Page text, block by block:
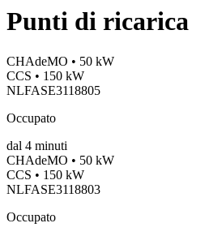
Punti di ricarica
CHAdeMO • 50 kW
CCS • 150 kW
NLFASE3118805
Occupato
dal 4 minuti
CHAdeMO • 50 kW
CCS • 150 kW
NLFASE3118803
Occupato